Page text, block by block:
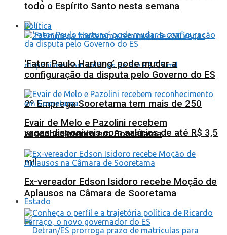
2º Emprega Sooretama tem mais de 250
vagas disponíveis com salários de até R$ 3,5
mil
Estado
todo o Espírito Santo nesta semana
Política
‘Fator Paulo Hartung’ pode mudar a
configuração da disputa pelo Governo do ES
Evair de Melo e Pazolini recebem
reconhecimento em Sooretama
Ex-vereador Edson Isidoro recebe Moção de
Aplausos na Câmara de Sooretama